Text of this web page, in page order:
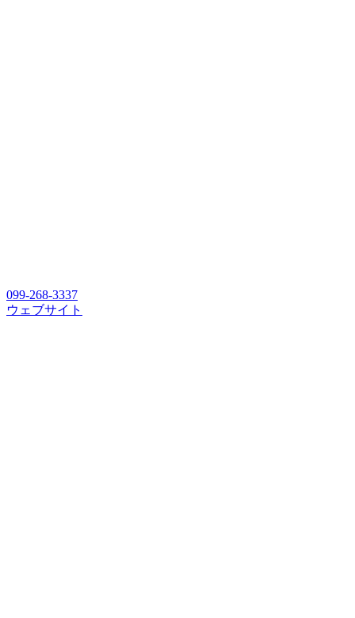
099-268-3337
ウェブサイト